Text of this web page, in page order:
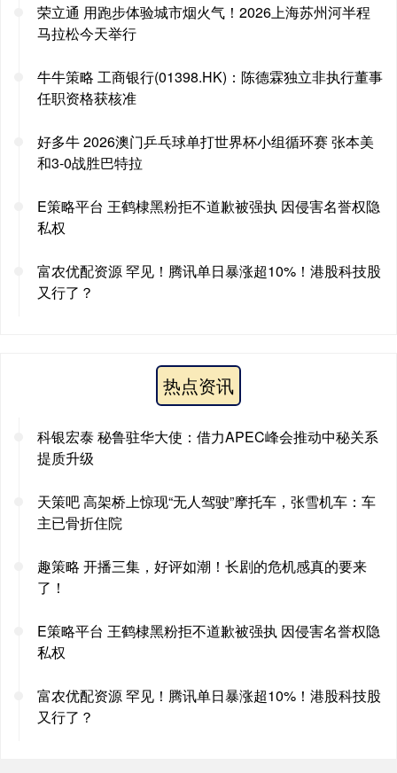
荣立通 用跑步体验城市烟火气！2026上海苏州河半程
马拉松今天举行
牛牛策略 工商银行(01398.HK)：陈德霖独立非执行董事
任职资格获核准
好多牛 2026澳门乒乓球单打世界杯小组循环赛 张本美
和3-0战胜巴特拉
E策略平台 王鹤棣黑粉拒不道歉被强执 因侵害名誉权隐
私权
富农优配资源 罕见！腾讯单日暴涨超10%！港股科技股
又行了？
热点资讯
科银宏泰 秘鲁驻华大使：借力APEC峰会推动中秘关系
提质升级
天策吧 高架桥上惊现“无人驾驶”摩托车，张雪机车：车
主已骨折住院
趣策略 开播三集，好评如潮！长剧的危机感真的要来
了！
E策略平台 王鹤棣黑粉拒不道歉被强执 因侵害名誉权隐
私权
富农优配资源 罕见！腾讯单日暴涨超10%！港股科技股
又行了？